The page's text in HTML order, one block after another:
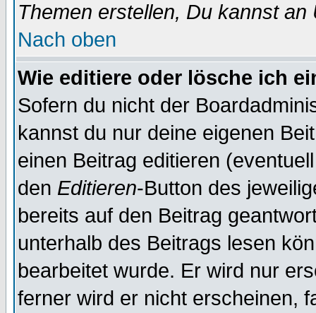
Themen erstellen, Du kannst
Nach oben
Wie editiere oder lösche ich
Sofern du nicht der
kannst du nur deine eigenen
einen Beitrag editieren
den Editieren-Button des
bereits auf den Beitrag
unterhalb des Beitrags lesen
bearbeitet wurde. Er wird nur
ferner wird er nicht erscheinen,